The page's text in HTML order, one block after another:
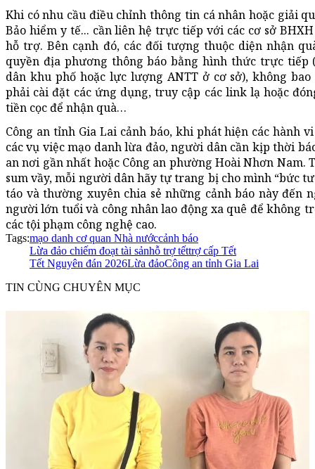
Khi có nhu cầu điều chỉnh thông tin cá nhân hoặc giải
Bảo hiểm y tế... cần liên hệ trực tiếp với các cơ sở
hỗ trợ. Bên cạnh đó, các đối tượng thuộc diện nhận
quyền địa phương thông báo bằng hình thức trực tiếp
dân khu phố hoặc lực lượng ANTT ở cơ sở), không
phải cài đặt các ứng dụng, truy cập các link lạ hoặc
tiền cọc để nhận quà…
Công an tỉnh Gia Lai cảnh báo, khi phát hiện các hành
các vụ việc mạo danh lừa đảo, người dân cần kịp thời
an nơi gần nhất hoặc Công an phường Hoài Nhơn Nam.
sum vầy, mỗi người dân hãy tự trang bị cho mình “bức
táo và thường xuyên chia sẻ những cảnh báo này đến
người lớn tuổi và công nhân lao động xa quê để không
các tội phạm công nghệ cao.
Tags:mạo danh cơ quan Nhà nướccảnh báo
Lừa đảo chiếm đoạt tài sảnhỗ trợ tếttrợ cấp Tết
Tết Nguyên đán 2026Lừa đảoCông an tỉnh Gia Lai
TIN CÙNG CHUYÊN MỤC